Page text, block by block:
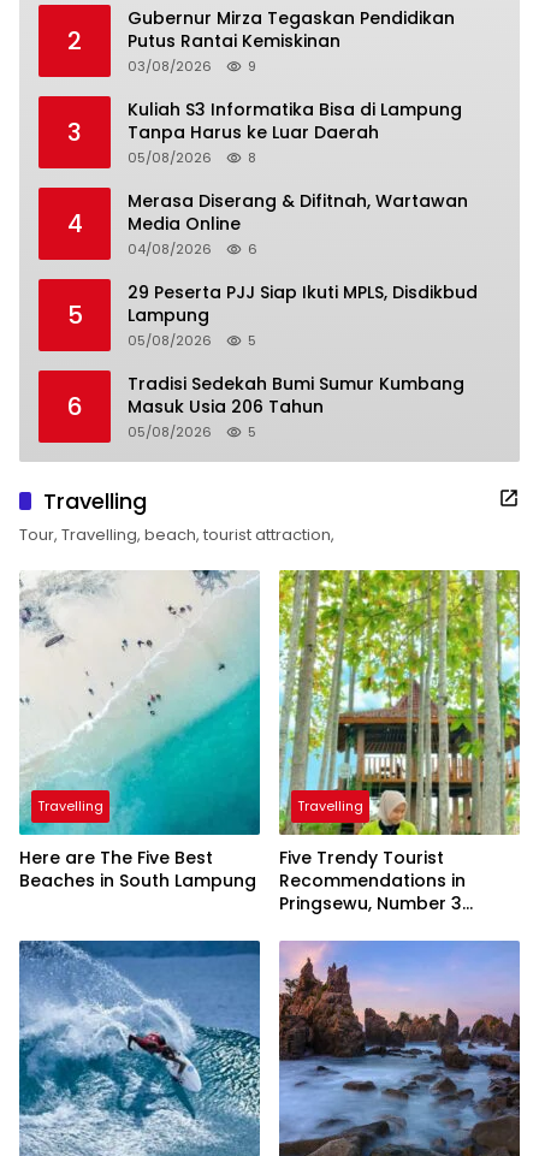
2
Gubernur Mirza Tegaskan Pendidikan
Putus Rantai Kemiskinan
03/08/2026 9
3
Kuliah S3 Informatika Bisa di Lampung
Tanpa Harus ke Luar Daerah
05/08/2026 8
4
Merasa Diserang & Difitnah, Wartawan
Media Online
04/08/2026 6
5
29 Peserta PJJ Siap Ikuti MPLS, Disdikbud
Lampung
05/08/2026 5
6
Tradisi Sedekah Bumi Sumur Kumbang
Masuk Usia 206 Tahun
05/08/2026 5
Travelling
Tour, Travelling, beach, tourist attraction,
Travelling
Here are The Five Best
Beaches in South Lampung
Travelling
Five Trendy Tourist
Recommendations in
Pringsewu, Number 3
President